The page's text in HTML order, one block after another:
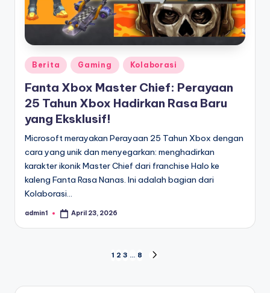
Posted
in
Berita Gaming Kolaborasi
Fanta Xbox Master Chief: Perayaan
25 Tahun Xbox Hadirkan Rasa Baru
yang Eksklusif!
Microsoft merayakan Perayaan 25 Tahun Xbox dengan
cara yang unik dan menyegarkan: menghadirkan
karakter ikonik Master Chief dari franchise Halo ke
kaleng Fanta Rasa Nanas. Ini adalah bagian dari
Kolaborasi…
Posted
admin1 April 23, 2026
pagination
1 2 3 … 8